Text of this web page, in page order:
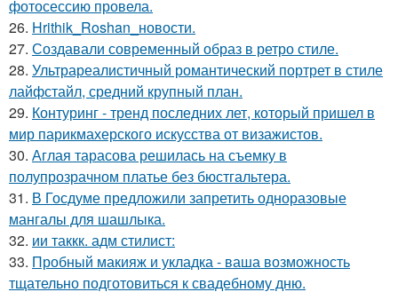
фотосессию провела.
26. Hrithik_Roshan_новости.
27. Создавали современный образ в ретро стиле.
28. Ультрареалистичный романтический портрет в стиле
лайфстайл, средний крупный план.
29. Контуринг - тренд последних лет, который пришел в
мир парикмахерского искусства от визажистов.
30. Аглая тарасова решилась на съемку в
полупрозрачном платье без бюстгальтера.
31. В Госдуме предложили запретить одноразовые
мангалы для шашлыка.
32. ии таккк. адм стилист:
33. Пробный макияж и укладка - ваша возможность
тщательно подготовиться к свадебному дню.